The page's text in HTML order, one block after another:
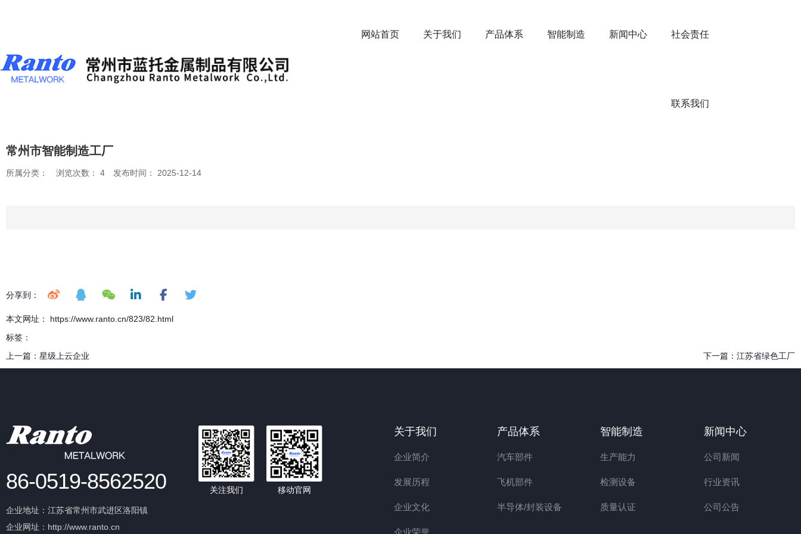
网站首页 关于我们 产品体系 智能制造 新闻中心 社会责任
联系我们
常州市智能制造工厂
所属分类： 浏览次数： 4 发布时间： 2025-12-14
分享到：
本文网址： https://www.ranto.cn/823/82.html
标签：
上一篇： 星级上云企业 下一篇： 江苏省绿色工厂
86-0519-8562520
企业地址：江苏省常州市武进区洛阳镇
企业网址：http://www.ranto.cn
关注我们 移动官网
关于我们
企业简介
发展历程
企业文化
企业荣誉
产品体系
汽车部件
飞机部件
半导体/封装设备
智能制造
生产能力
检测设备
质量认证
新闻中心
公司新闻
行业资讯
公司公告